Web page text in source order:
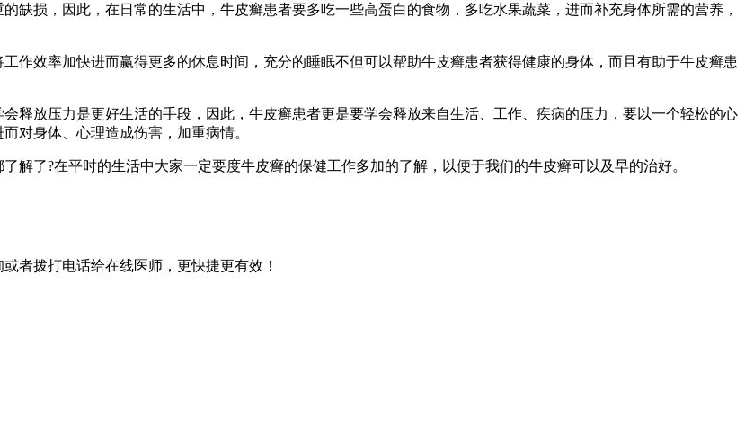
缺损，因此，在日常的生活中，牛皮癣患者要多吃一些高蛋白的食物，多吃水果蔬菜，进而补充身体所需的营养，
作效率加快进而赢得更多的休息时间，充分的睡眠不但可以帮助牛皮癣患者获得健康的身体，而且有助于牛皮癣患
释放压力是更好生活的手段，因此，牛皮癣患者更是要学会释放来自生活、工作、疾病的压力，要以一个轻松的心
对身体、心理造成伤害，加重病情。
解了?在平时的生活中大家一定要度牛皮癣的保健工作多加的了解，以便于我们的牛皮癣可以及早的治好。
者拨打电话给在线医师，更快捷更有效！